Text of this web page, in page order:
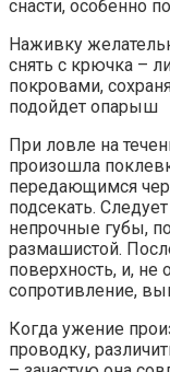
снасти, особенно
Наживку
снять с крючка –
покровами,
подойдет опарыш
При ловле на
произошла
передающимся
подсекать.
непрочные губы,
размашистой.
поверхность, и, не
сопротивление,
Когда ужение
проводку,